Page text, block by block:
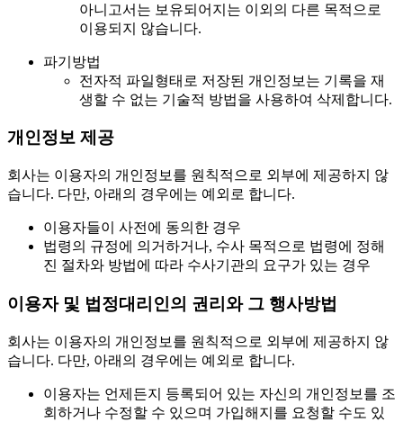
아니고서는 보유되어지는 이외의 다른 목적으로
이용되지 않습니다.
파기방법
전자적 파일형태로 저장된 개인정보는 기록을 재
생할 수 없는 기술적 방법을 사용하여 삭제합니다.
개인정보 제공
회사는 이용자의 개인정보를 원칙적으로 외부에 제공하지 않
습니다. 다만, 아래의 경우에는 예외로 합니다.
이용자들이 사전에 동의한 경우
법령의 규정에 의거하거나, 수사 목적으로 법령에 정해
진 절차와 방법에 따라 수사기관의 요구가 있는 경우
이용자 및 법정대리인의 권리와 그 행사방법
회사는 이용자의 개인정보를 원칙적으로 외부에 제공하지 않
습니다. 다만, 아래의 경우에는 예외로 합니다.
이용자는 언제든지 등록되어 있는 자신의 개인정보를 조
회하거나 수정할 수 있으며 가입해지를 요청할 수도 있